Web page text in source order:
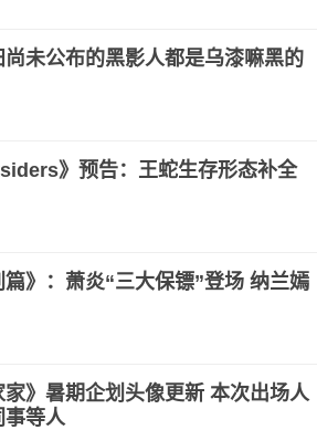
尚未公布的黑影人都是乌漆嘛黑的
》预告：王蛇生存形态补全
篇》：萧炎“三大保镖”登场 纳兰嫣
》暑期企划头像更新 本次出场人
事等人